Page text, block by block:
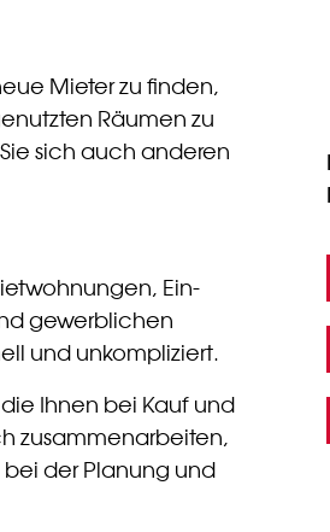
Mieter zu finden,
Räumen zu
sich auch anderen
Ein-
gewerblichen
und unkompliziert.
Ihnen bei Kauf und
zusammenarbeiten,
der Planung und